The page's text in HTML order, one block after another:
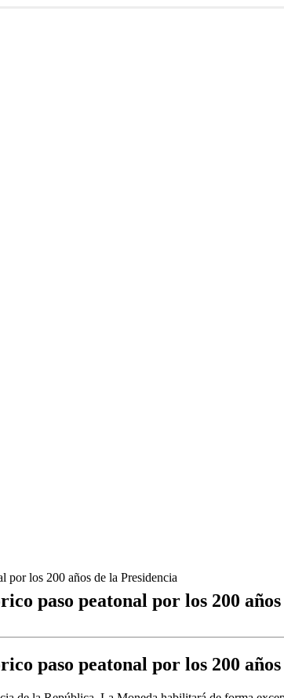
por los 200 años de la Presidencia
paso peatonal por los 200
paso peatonal por los 200